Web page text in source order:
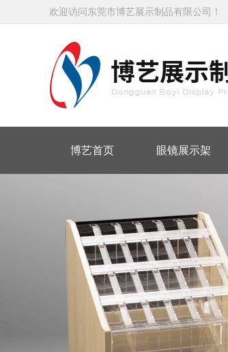
欢迎访问东莞市博艺展示制品有限公司！
博艺首页 眼镜展示架